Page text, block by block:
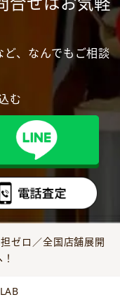
、なんでもご相談
む
ゼロ／全国店舗展開